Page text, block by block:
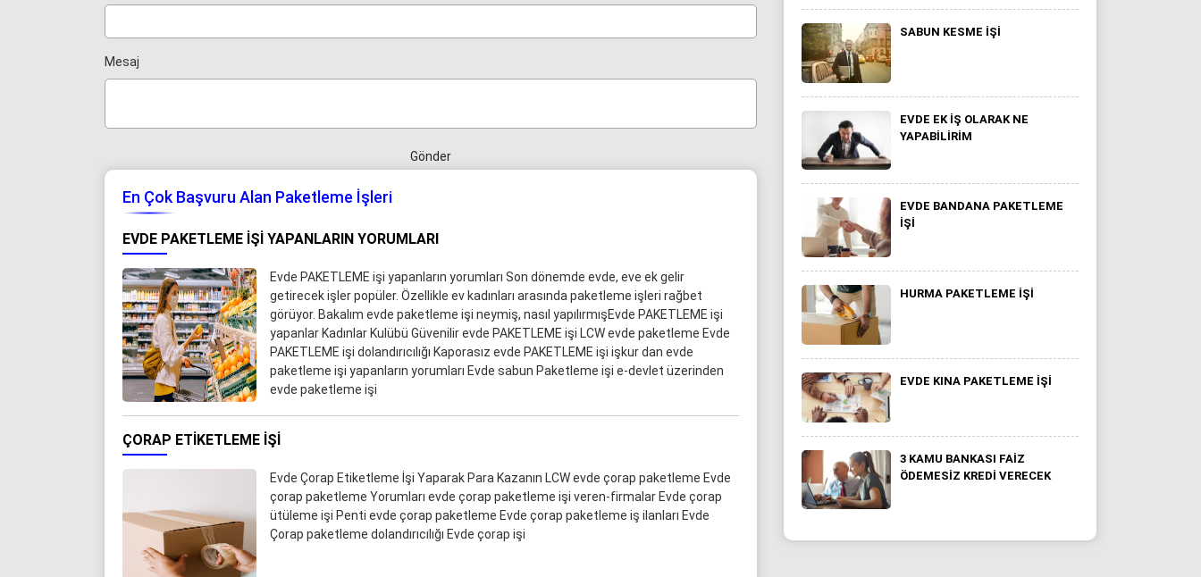
Mesaj
Gönder
En Çok Başvuru Alan Paketleme İşleri
EVDE PAKETLEME IŞI YAPANLARIN YORUMLARI
Evde PAKETLEME işi yapanların yorumları Son dönemde evde, eve ek gelir
getirecek işler popüler. Özellikle ev kadınları arasında paketleme işleri rağbet
görüyor. Bakalım evde paketleme işi neymiş, nasıl yapılırmışEvde PAKETLEME işi
yapanlar Kadınlar Kulübü Güvenilir evde PAKETLEME işi LCW evde paketleme Evde
PAKETLEME işi dolandırıcılığı Kaporasız evde PAKETLEME işi işkur dan evde
paketleme işi yapanların yorumları Evde sabun Paketleme işi e-devlet üzerinden
evde paketleme işi
ÇORAP ETIKETLEME İŞI
Evde Çorap Etiketleme İşi Yaparak Para Kazanın LCW evde çorap paketleme Evde
çorap paketleme Yorumları evde çorap paketleme işi veren-firmalar Evde çorap
ütüleme işi Penti evde çorap paketleme Evde çorap paketleme iş ilanları Evde
Çorap paketleme dolandırıcılığı Evde çorap işi
SABUN KESME İŞI
EVDE EK IŞ OLARAK NE
YAPABILIRIM
EVDE BANDANA PAKETLEME
IŞI
HURMA PAKETLEME IŞI
EVDE KINA PAKETLEME İŞI
3 KAMU BANKASI FAIZ
ÖDEMESIZ KREDI VERECEK